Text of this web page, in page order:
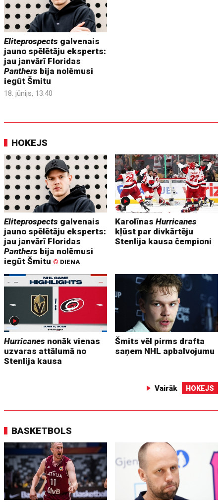
Eliteprospects galvenais
jauno spēlētāju eksperts:
jau janvārī Floridas
Panthers bija nolēmusi
iegūt Šmitu
18. jūnijs, 13:40
HOKEJS
Eliteprospects galvenais
jauno spēlētāju eksperts:
jau janvārī Floridas
Panthers bija nolēmusi
iegūt Šmitu © DIENA
KarolīnasHurricanes
kļūst par divkārtēju
Stenlija kausa čempioni
Hurricanes nonāk vienas
uzvaras attālumā no
Stenlija kausa
Šmits vēl pirms drafta
saņem NHL apbalvojumu
Vairāk HOKEJS
BASKETBOLS